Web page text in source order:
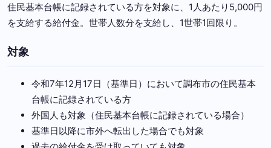
住民基本台帳に記録されている方を対象に、1人あたり5,000円
を支給する給付金。世帯人数分を支給し、1世帯1回限り。
対象
令和7年12月17日（基準日）において調布市の住民基本
台帳に記録されている方
外国人も対象（住民基本台帳に記録されている場合）
基準日以降に市外へ転出した場合でも対象